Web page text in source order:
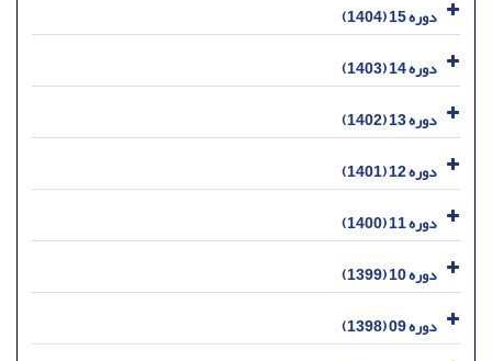
دوره 15 (1404)
دوره 14 (1403)
دوره 13 (1402)
دوره 12 (1401)
دوره 11 (1400)
دوره 10 (1399)
دوره 09 (1398)